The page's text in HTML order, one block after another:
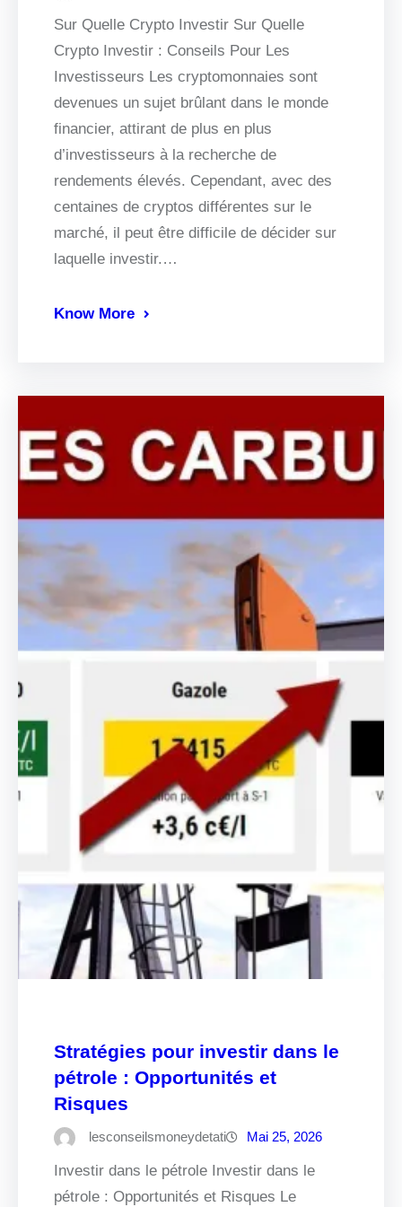
Sur Quelle Crypto Investir Sur Quelle
Crypto Investir : Conseils Pour Les
Investisseurs Les cryptomonnaies sont
devenues un sujet brûlant dans le monde
financier, attirant de plus en plus
d’investisseurs à la recherche de
rendements élevés. Cependant, avec des
centaines de cryptos différentes sur le
marché, il peut être difficile de décider sur
laquelle investir.…
Know More
Stratégies pour investir dans le
pétrole : Opportunités et
Risques
lesconseilsmoneydetati Mai 25, 2026
Investir dans le pétrole Investir dans le
pétrole : Opportunités et Risques Le